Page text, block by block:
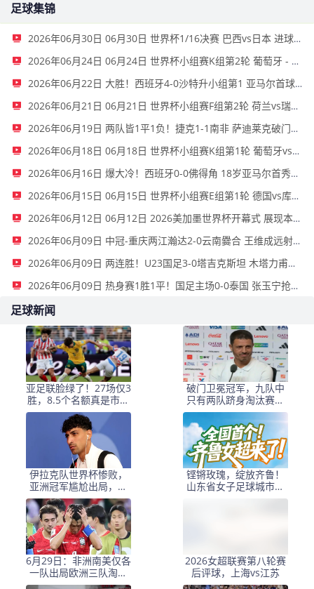
足球集锦
2026年06月30日 06月30日 世界杯1/16决赛 巴西vs日本 进球视频
2026年06月24日 06月24日 世界杯小组赛K组第2轮 葡萄牙 - 乌兹别克斯坦 进球视频
2026年06月22日 大胜！西班牙4-0沙特升小组第1 亚马尔首球奥亚萨瓦尔2射1传+中柱
2026年06月21日 06月21日 世界杯小组赛F组第2轮 荷兰vs瑞典 进球视频
2026年06月19日 两队皆1平1负！捷克1-1南非 萨迪莱克破门舒尔茨送点莫科纳点射
2026年06月18日 06月18日 世界杯小组赛K组第1轮 葡萄牙vs民主刚果 进球视频
2026年06月16日 爆大冷！西班牙0-0佛得角 18岁亚马尔首秀40岁门将沃齐尼亚神表现
2026年06月15日 06月15日 世界杯小组赛E组第1轮 德国vs库拉索 进球视频
2026年06月12日 06月12日 2026美加墨世界杯开幕式 展现本国多元文化
2026年06月09日 中冠-重庆两江瀚达2-0云南爨合 王维成远射建功
2026年06月09日 两连胜！U23国足3-0塔吉克斯坦 木塔力甫闪击+造点向余望点射
2026年06月09日 热身赛1胜1平！国足主场0-0泰国 张玉宁抢点中柱国足24脚射门未果
足球新闻
亚足联脸绿了！27场仅3
胜，8.5个名额真是市场
喂出来的？
破门卫冕冠军，九队中
只有两队跻身淘汰赛！
两段发言揭示亚洲足球
的真实面貌
伊拉克队世界杯惨败，
亚洲冠军尴尬出局，竟
不敌中国队
铿锵玫瑰，绽放齐鲁！
山东省女子足球城市超
级联赛即将闪亮登场
6月29日：非洲南美仅各
一队出局欧洲三队淘汰
亚足联最尴尬
2026女超联赛第八轮赛
后评球，上海vs江苏